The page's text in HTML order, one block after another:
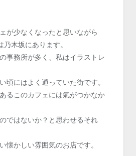
が少なくなったと思いながら
木坂にあります。
事務所が多く、私はイラストレ
頃にはよく通っていた街です。
るこのカフェには氣がつかなか
ではないか？と思わせるそれ
懐かしい雰囲気のお店です。